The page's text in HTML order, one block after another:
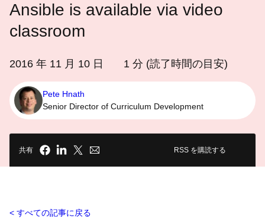
て
く
さ
Ansible is available via video
classroom
2016 年 11 月 10 日 1 分 (読了時間の目安)
Pete Hnath
Senior Director of Curriculum Development
共有 RSS を購読する
すべての記事に戻る